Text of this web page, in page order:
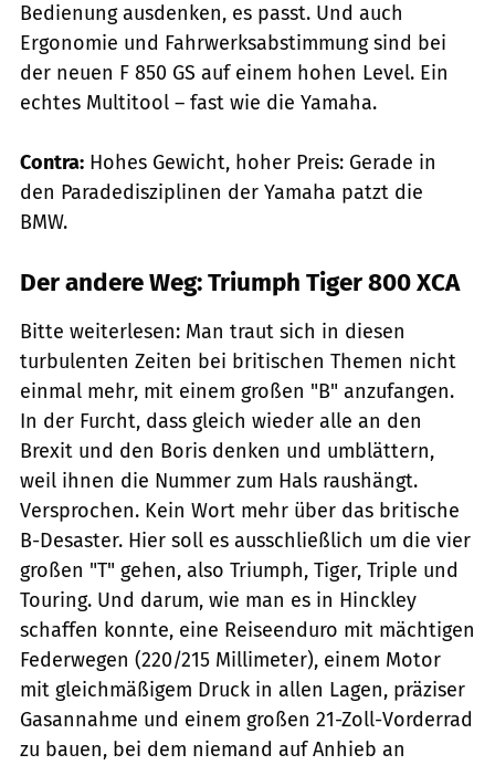
Bedienung ausdenken, es passt. Und auch
Ergonomie und Fahrwerksabstimmung sind bei
der neuen F 850 GS auf einem hohen Level. Ein
echtes Multitool – fast wie die ­Yamaha.
Contra: Hohes Gewicht, hoher Preis: Gerade in
den Paradedisziplinen der Yamaha patzt die
BMW.
Der andere Weg: Triumph Tiger 800 XCA
Bitte weiterlesen: Man traut sich in diesen
turbulenten Zeiten bei britischen Themen nicht
einmal mehr, mit einem großen "B" anzufangen.
In der Furcht, dass gleich wieder alle an den
Brexit und den Boris denken und umblättern,
weil ihnen die Nummer zum Hals raushängt.
Versprochen. Kein Wort mehr über das britische
B-Desaster. Hier soll es ausschließlich um die vier
großen "T" gehen, also Triumph, Tiger, Triple und
Touring. Und darum, wie man es in Hinckley
schaffen konnte, eine Reiseenduro mit mächtigen
Federwegen (220/215 Millimeter), einem Motor
mit gleichmäßigem Druck in allen Lagen, präziser
Gasannahme und ­einem großen 21-Zoll-Vorderrad
zu bauen, bei dem niemand auf Anhieb an